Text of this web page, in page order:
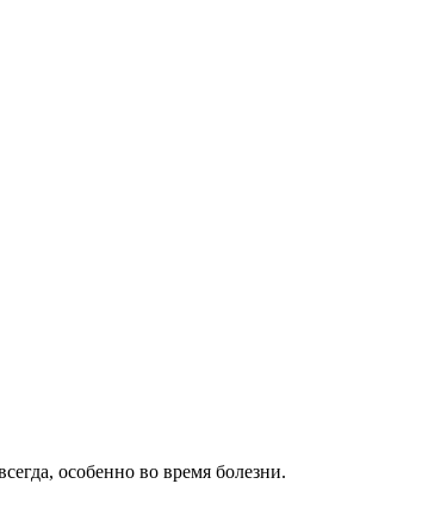
особенно во время болезни.